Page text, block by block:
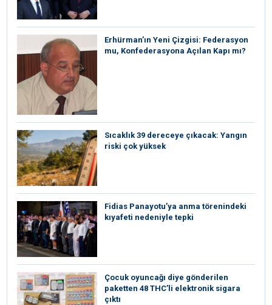
Erhürman’ın Yeni Çizgisi: Federasyon
mu, Konfederasyona Açılan Kapı mı?
Sıcaklık 39 dereceye çıkacak: Yangın
riski çok yüksek
Fidias Panayotu’ya anma törenindeki
kıyafeti nedeniyle tepki
Çocuk oyuncağı diye gönderilen
paketten 48 THC’li elektronik sigara
çıktı